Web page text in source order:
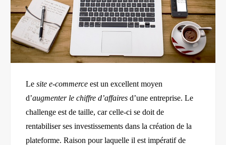
Le site e-commerce est un excellent moyen
d’augmenter le chiffre d’affaires d’une entreprise. Le
challenge est de taille, car celle-ci se doit de
rentabiliser ses investissements dans la création de la
plateforme. Raison pour laquelle il est impératif de